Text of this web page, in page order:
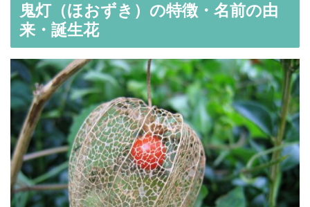
鬼灯（ほおずき）の特徴・名前の由
来・誕生花